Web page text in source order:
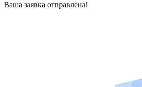
Ваша заявка отправлена!